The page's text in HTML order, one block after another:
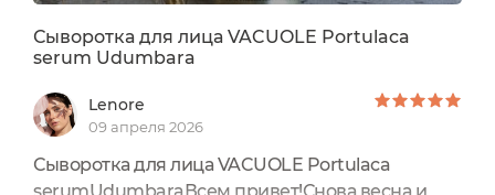
Сыворотка для лица VACUOLE Portulaca
serum Udumbara
Lenore
09 апреля 2026
Сыворотка для лица VACUOLE Portulaca